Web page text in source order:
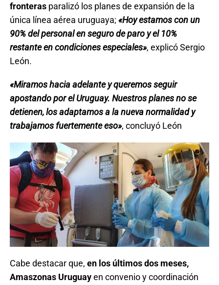
fronteras paralizó los planes de expansión de la
única línea aérea uruguaya; «Hoy estamos con un
90% del personal en seguro de paro y el 10%
restante en condiciones especiales», explicó Sergio
León.
«Miramos hacia adelante y queremos seguir
apostando por el Uruguay. Nuestros planes no se
detienen, los adaptamos a la nueva normalidad y
trabajamos fuertemente eso», concluyó León
Cabe destacar que, en los últimos dos meses,
Amaszonas Uruguayen convenio y coordinación